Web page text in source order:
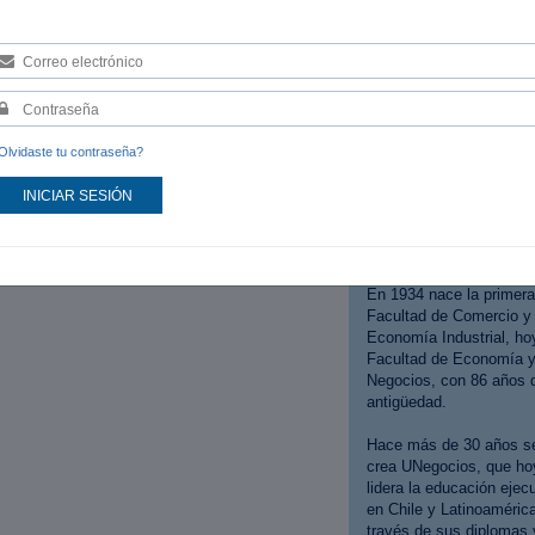
tu contraseña?
INICIAR SESIÓN
En 1934 nace la primera
Facultad de Comercio y
Economía Industrial,
Facultad de Economía y
Negocios, con 86 años
antigüedad.
Hace más de 30 años
crea UNegocios, que
lidera la educación
en Chile y
través de sus diplomas